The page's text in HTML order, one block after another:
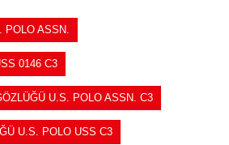
POLO ASSN.
0146 C3
U.S. POLO ASSN. C3
U.S. POLO USS C3